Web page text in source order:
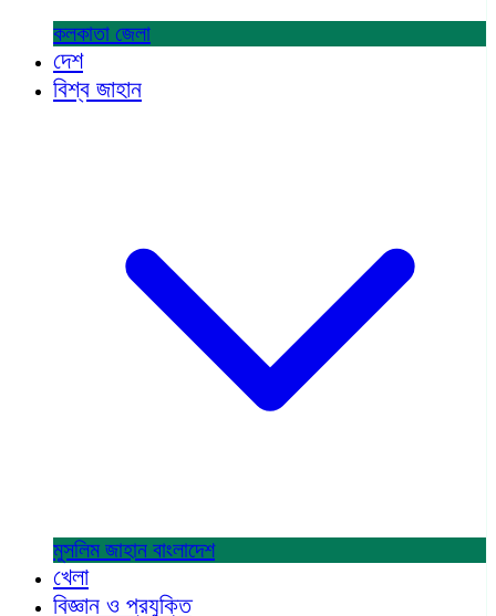
কলকাতা জেলা
দেশ
বিশ্ব জাহান
মুসলিম জাহান বাংলাদেশ
খেলা
বিজ্ঞান ও প্রযুক্তি